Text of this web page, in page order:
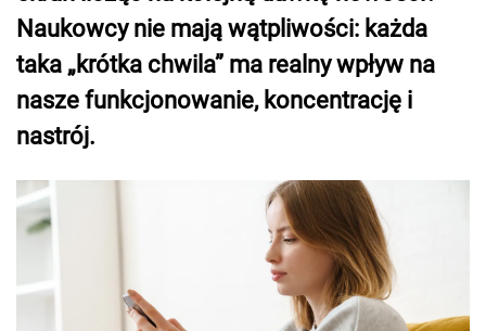
Naukowcy nie mają wątpliwości: każda
taka „krótka chwila” ma realny wpływ na
nasze funkcjonowanie, koncentrację i
nastrój.